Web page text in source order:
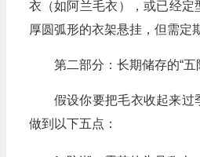
衣（如阿兰毛衣），或已经定
厚圆弧形的衣架悬挂，但需定
第二部分：长期储存的“五
假设你要把毛衣收起来过
做到以下五点：